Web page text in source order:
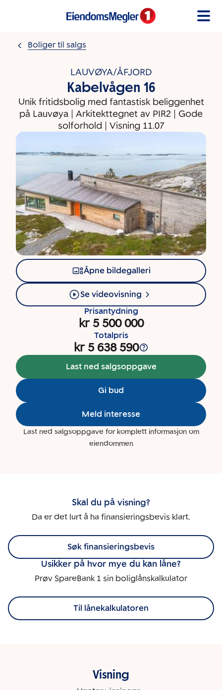
Boliger til salgs
LAUVØYA/ÅFJORD
Kabelvågen 16
Unik fritidsbolig med fantastisk beliggenhet
på Lauvøya | Arkitekttegnet av PIR2 | Gode
solforhold | Visning 11.07
Åpne bildegalleri
Se videovisning
Prisantydning
kr 5 500 000
Totalpris
kr 5 638 590
Last ned salgsoppgave
Gi bud
Meld interesse
Last ned salgsoppgave for komplett informasjon om
eiendommen
Skal du på visning?
Da er det lurt å ha finansieringsbevis klart.
Søk finansieringsbevis
Usikker på hvor mye du kan låne?
Prøv SpareBank 1 sin boliglånskalkulator
Til lånekalkulatoren
Visning